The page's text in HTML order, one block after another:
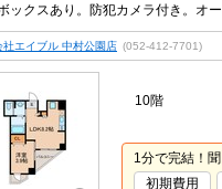
社エイブル 中村公園店 (052-412-7701)
10階
1分で完結！
初期費用